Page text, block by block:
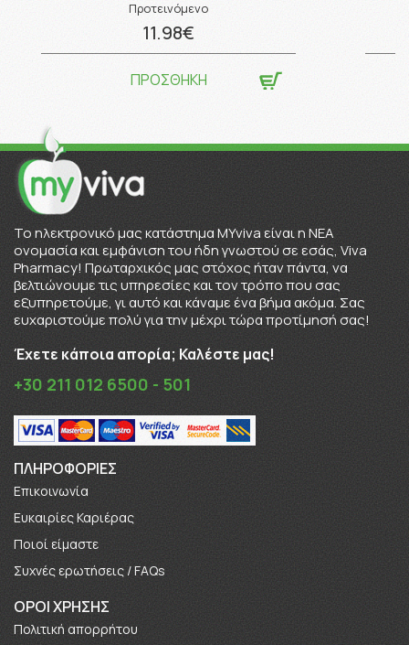
Προτεινόμενο
11.98€
ΠΡΟΣΘΗΚΗ
To ηλεκτρονικό μας κατάστημα MYviva είναι η ΝΕΑ
ονομασία και εμφάνιση του ήδη γνωστού σε εσάς, Viva
Pharmacy! Πρωταρχικός μας στόχος ήταν πάντα, να
βελτιώνουμε τις υπηρεσίες και τον τρόπο που σας
εξυπηρετούμε, γι αυτό και κάναμε ένα βήμα ακόμα. Σας
ευχαριστούμε πολύ για την μέχρι τώρα προτίμησή σας!
Έχετε κάποια απορία; Καλέστε μας!
+30 211 012 6500 - 501
ΠΛΗΡΟΦΟΡΊΕΣ
Επικοινωνία
Ευκαιρίες Καριέρας
Πoιοί είμαστε
Συχνές ερωτήσεις / FAQs
ΟΡΟΙ ΧΡΗΣΗΣ
Πολιτική απορρήτου